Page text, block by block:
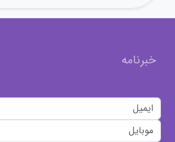
خبرنامه